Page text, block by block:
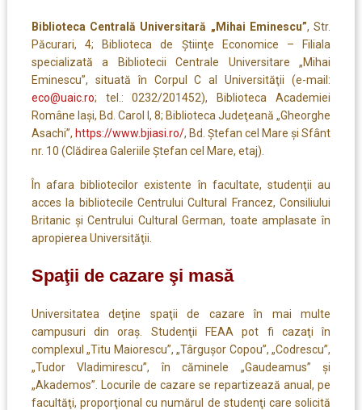
Biblioteca Centrală Universitară „Mihai Eminescu”, Str.
Păcurari, 4; Biblioteca de Ştiinţe Economice – Filiala
specializată a Bibliotecii Centrale Universitare „Mihai
Eminescu”, situată în Corpul C al Universităţii (e-mail:
eco@uaic.ro; tel.: 0232/201452), Biblioteca Academiei
Române Iaşi, Bd. Carol I, 8; Biblioteca Judeţeană „Gheorghe
Asachi”, https://www.bjiasi.ro/, Bd. Ștefan cel Mare și Sfânt
nr. 10 (Clădirea Galeriile Ștefan cel Mare, etaj).
În afara bibliotecilor existente în facultate, studenţii au
acces la bibliotecile Centrului Cultural Francez, Consiliului
Britanic şi Centrului Cultural German, toate amplasate în
apropierea Universităţii.
Spaţii de cazare şi masă
Universitatea deţine spaţii de cazare în mai multe
campusuri din oraş. Studenţii FEAA pot fi cazaţi în
complexul „Titu Maiorescu”, „Târguşor Copou”, „Codrescu”,
„Tudor Vladimirescu”, în căminele „Gaudeamus” şi
„Akademos”. Locurile de cazare se repartizează anual, pe
facultăţi, proporţional cu numărul de studenţi care solicită